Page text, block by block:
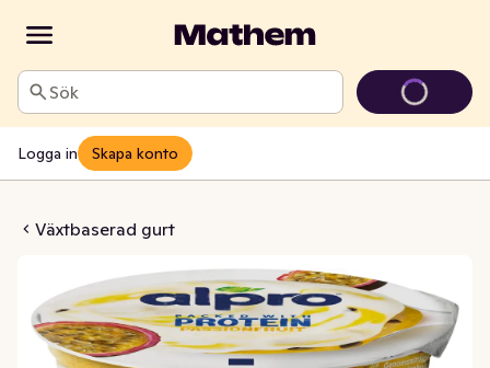
Sök
Logga in Skapa konto
Växtbaserad gurt
Style Passionsfrukt